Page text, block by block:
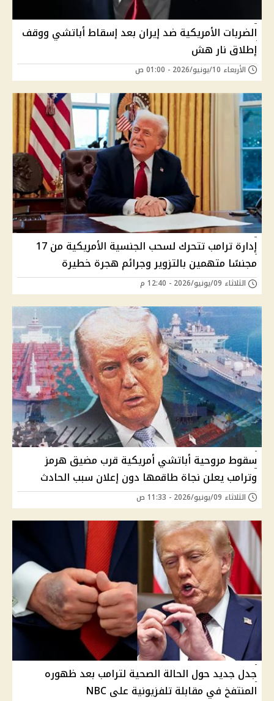
الضربات الأمريكية ضد إيران بعد إسقاط أباتشي ووقف
إطلاق نار هش
الأربعاء 10/يونيو/2026 - 01:00 ص
إدارة ترامب تتحرك لسحب الجنسية الأمريكية من 17
مجنسًا متهمين بالتزوير وجرائم هجرة خطيرة
الثلاثاء 09/يونيو/2026 - 12:40 م
سقوط مروحية أباتشي أمريكية قرب مضيق هرمز
وترامب يعلن نجاة طاقمها دون إعلان سبب الحادث
الثلاثاء 09/يونيو/2026 - 11:33 ص
جدل جديد حول الحالة الصحية لترامب بعد ظهوره
المنتفخ في مقابلة تلفزيونية على NBC